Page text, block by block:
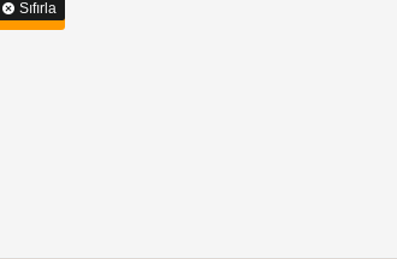
Sıfırla